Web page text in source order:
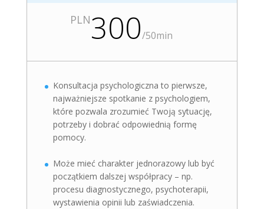
PLN300/50min
Konsultacja psychologiczna to pierwsze,
najważniejsze spotkanie z psychologiem,
które pozwala zrozumieć Twoją sytuację,
potrzeby i dobrać odpowiednią formę
pomocy.
Może mieć charakter jednorazowy lub być
początkiem dalszej współpracy – np.
procesu diagnostycznego, psychoterapii,
wystawienia opinii lub zaświadczenia.